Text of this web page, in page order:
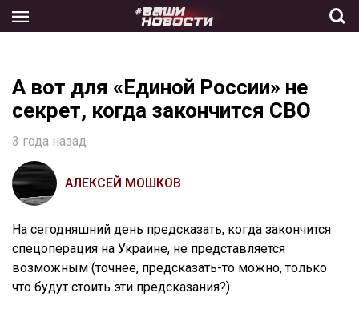
the
А вот для «Единой России» не
секрет, когда закончится СВО
3 года назад
АЛЕКСЕЙ МОШКОВ
На сегодняшний день предсказать, когда закончится
спецоперация на Украине, не представляется
возможным (точнее, предсказать-то можно, только
что будут стоить эти предсказания?).